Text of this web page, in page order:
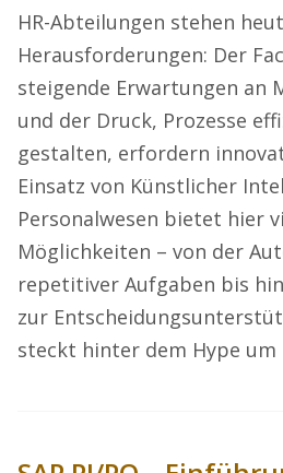
HR-Abteilungen stehen
Herausforderungen: Der
steigende Erwartungen an
und der Druck, Prozesse
gestalten, erfordern
Einsatz von Künstlicher
Personalwesen bietet hier
Möglichkeiten – von der
repetitiver Aufgaben bis
zur
steckt hinter dem Hype um